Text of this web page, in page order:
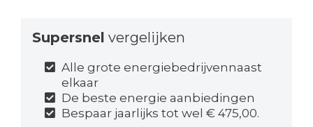
Supersnel vergelijken
Alle grote energiebedrijvennaast
elkaar
De beste energie aanbiedingen
Bespaar jaarlijks tot wel € 475,00.